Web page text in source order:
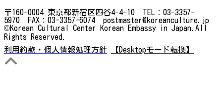
〒160-0004 東京都新宿区四谷4-4-10 TEL：03-3357-
5970 FAX：03-3357-6074 postmaster@koreanculture.jp
©Korean Cultural Center Korean Embassy in Japan.All
Rights Reserved.
利用約款・個人情報処理方針
【Desktopモード転換】